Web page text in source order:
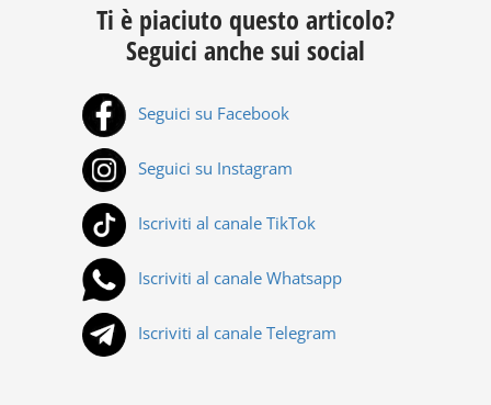
Ti è piaciuto questo articolo?
Seguici anche sui social
Seguici su Facebook
Seguici su Instagram
Iscriviti al canale TikTok
Iscriviti al canale Whatsapp
Iscriviti al canale Telegram